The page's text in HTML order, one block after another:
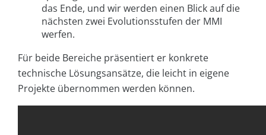
das Ende, und wir werden einen Blick auf die
nächsten zwei Evolutionsstufen der MMI
werfen.
Für beide Bereiche präsentiert er konkrete
technische Lösungsansätze, die leicht in eigene
Projekte übernommen werden können.